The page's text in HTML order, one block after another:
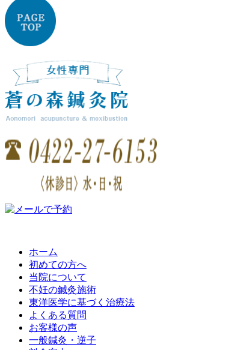
ホーム
初めての方へ
当院について
不妊の鍼灸施術
東洋医学に基づく治療法
よくある質問
お客様の声
一般鍼灸・逆子